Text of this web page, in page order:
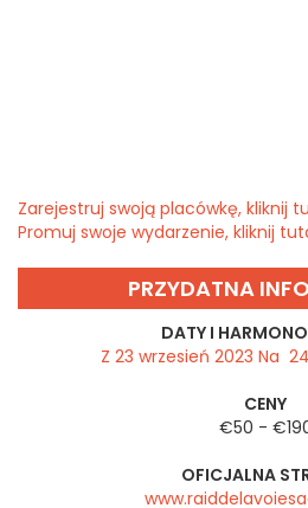
Zarejestruj swoją placówkę, kliknij
Promuj swoje wydarzenie, kliknij
PRZYDATNA
DATY I
Z 23 wrzesień 2023 Na
CENY
€50 -
OFICJALNA